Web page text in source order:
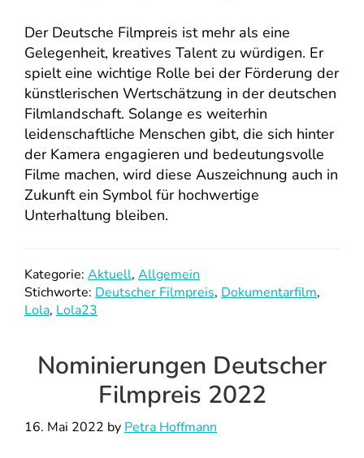
Der Deutsche Filmpreis ist mehr als eine
Gelegenheit, kreatives Talent zu würdigen. Er
spielt eine wichtige Rolle bei der Förderung der
künstlerischen Wertschätzung in der deutschen
Filmlandschaft. Solange es weiterhin
leidenschaftliche Menschen gibt, die sich hinter
der Kamera engagieren und bedeutungsvolle
Filme machen, wird diese Auszeichnung auch in
Zukunft ein Symbol für hochwertige
Unterhaltung bleiben.
Kategorie: Aktuell, Allgemein
Stichworte: Deutscher Filmpreis, Dokumentarfilm,
Lola, Lola23
Nominierungen Deutscher
Filmpreis 2022
16. Mai 2022 by Petra Hoffmann